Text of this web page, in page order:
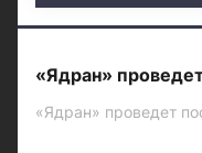
«Ядран»
«Ядран» проведет